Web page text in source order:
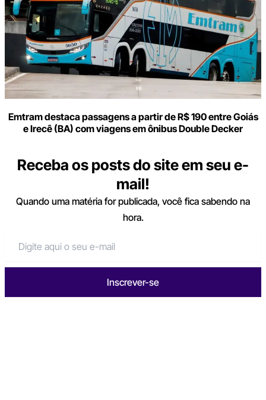
Emtram destaca passagens a partir de R$ 190 entre Goiás
e Irecê (BA) com viagens em ônibus Double Decker
Receba os posts do site em seu e-
mail!
Quando uma matéria for publicada, você fica sabendo na
hora.
Inscrever-se